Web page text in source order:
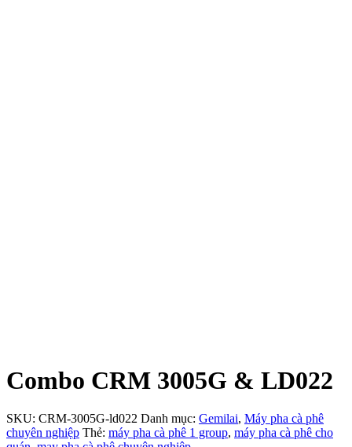
Combo CRM 3005G & LD022
SKU: CRM-3005G-ld022 Danh mục: Gemilai, Máy pha cà phê
chuyên nghiệp Thẻ: máy pha cà phê 1 group, máy pha cà phê cho